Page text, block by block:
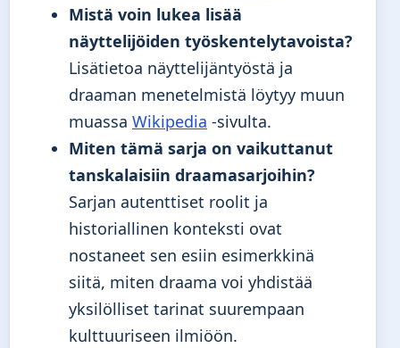
Mistä voin lukea lisää
näyttelijöiden työskentelytavoista?
Lisätietoa näyttelijäntyöstä ja
draaman menetelmistä löytyy muun
muassa Wikipedia -sivulta.
Miten tämä sarja on vaikuttanut
tanskalaisiin draamasarjoihin?
Sarjan autenttiset roolit ja
historiallinen konteksti ovat
nostaneet sen esiin esimerkkinä
siitä, miten draama voi yhdistää
yksilölliset tarinat suurempaan
kulttuuriseen ilmiöön.